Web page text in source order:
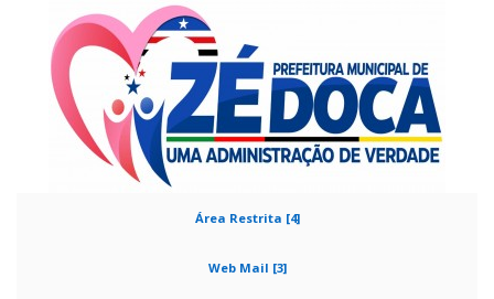
Área Restrita [4]
Web Mail [3]